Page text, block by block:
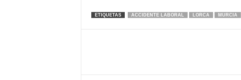
ETIQUETAS ACCIDENTE LABORAL LORCA MURCIA